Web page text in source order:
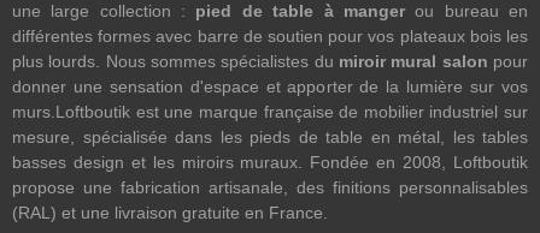
une large collection : pied de table à mangerou bureau en
différentes formes avec barre de soutien pour vos plateaux bois les
plus lourds. Nous sommes spécialistes du miroir mural salon pour
donner une sensation d'espace et apporter de la lumière sur vos
murs.Loftboutik est une marque française de mobilier industriel sur
mesure, spécialisée dans les pieds de table en métal, les tables
basses design et les miroirs muraux. Fondée en 2008, Loftboutik
propose une fabrication artisanale, des finitions personnalisables
(RAL) et une livraison gratuite en France.